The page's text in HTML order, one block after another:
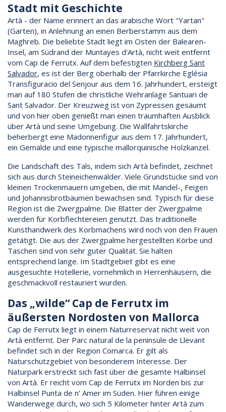
Stadt mit Geschichte
Artà - der Name erinnert an das arabische Wort "Yartan"
(Garten), in Anlehnung an einen Berberstamm aus dem
Maghreb. Die beliebte Stadt liegt im Osten der Balearen-
Insel, am Südrand der Muntayes d'Artà, nicht weit entfernt
vom Cap de Ferrutx. Auf dem befestigten Kirchberg Sant
Salvador, es ist der Berg oberhalb der Pfarrkirche Eglésia
Transfiguracio del Senjour aus dem 16. Jahrhundert, ersteigt
man auf 180 Stufen die christliche Wehranlage Santuari de
Sant Salvador. Der Kreuzweg ist von Zypressen gesäumt
und von hier oben genießt man einen traumhaften Ausblick
über Artà und seine Umgebung. Die Wallfahrtskirche
beherbergt eine Madonnenfigur aus dem 17. Jahrhundert,
ein Gemälde und eine typische mallorquinische Holzkanzel.
Die Landschaft des Tals, indem sich Artà befindet, zeichnet
sich aus durch Steineichenwälder. Viele Grundstücke sind von
kleinen Trockenmauern umgeben, die mit Mandel-, Feigen
und Johannisbrotbäumen bewachsen sind. Typisch für diese
Region ist die Zwergpalme. Die Blätter der Zwergpalme
werden für Korbflechtereien genutzt. Das traditionelle
Kunsthandwerk des Korbmachens wird noch von den Frauen
getätigt. Die aus der Zwergpalme hergestellten Körbe und
Taschen sind von sehr guter Qualität. Sie halten
entsprechend lange. Im Stadtgebiet gibt es eine
ausgesuchte Hotellerie, vornehmlich in Herrenhäusern, die
geschmackvoll restauriert wurden.
Das „wilde“ Cap de Ferrutx im
äußersten Nordosten von Mallorca
Cap de Ferrutx liegt in einem Naturreservat nicht weit von
Artà entfernt. Der Parc natural de la peninsule de Llevant
befindet sich in der Region Comarca. Er gilt als
Naturschutzgebiet von besonderem Interesse. Der
Naturpark erstreckt sich fast über die gesamte Halbinsel
von Artà. Er reicht vom Cap de Ferrutx im Norden bis zur
Halbinsel Punta de n' Amer im Süden. Hier führen einige
Wanderwege durch, wo sich 5 Kilometer hinter Artà zum